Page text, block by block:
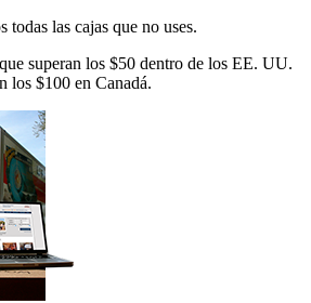
todas las cajas que no uses.
superan los $50 dentro de los EE. UU.
los $100 en Canadá.